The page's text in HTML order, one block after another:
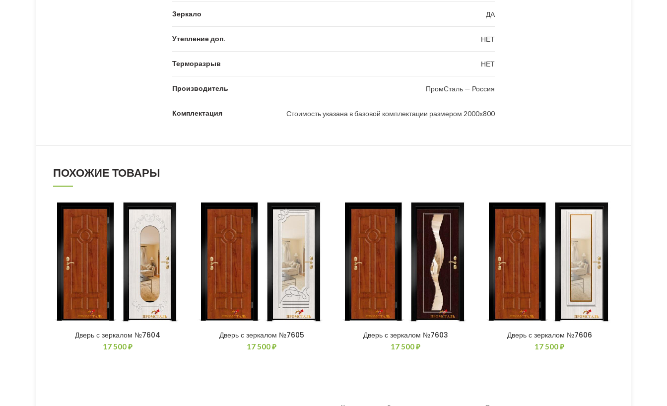
Зеркало ДА
Утепление доп. НЕТ
Терморазрыв НЕТ
Производитель ПромСталь — Россия
Комплектация Стоимость указана в базовой комплектации размером 2000х800
ПОХОЖИЕ ТОВАРЫ
Дверь с зеркалом №7604
17 500₽
Дверь с зеркалом №7605
17 500₽
Дверь с зеркалом №7603
17 500₽
Дверь с зеркалом №7606
17 500₽